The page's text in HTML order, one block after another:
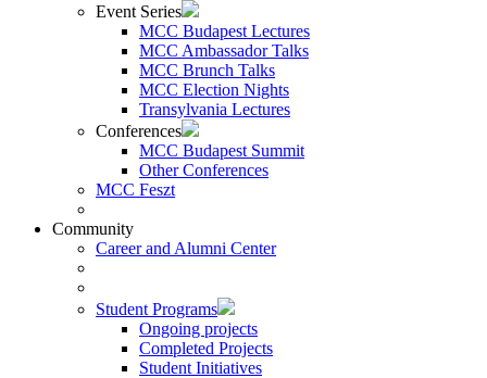
Event Series
MCC Budapest Lectures
MCC Ambassador Talks
MCC Brunch Talks
MCC Election Nights
Transylvania Lectures
Conferences
MCC Budapest Summit
Other Conferences
MCC Feszt
Community
Career and Alumni Center
Student Programs
Ongoing projects
Completed Projects
Student Initiatives